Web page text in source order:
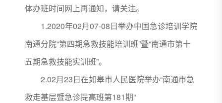
体办班时间网上再通知，请关注。
1.2020年02月07-08日举办中国急诊培训学院
南通分院“第四期急救技能培训班”暨“南通市第十
五期急救技能实训班”。
2.02月23日在如皋市人民医院举办“南通市急
救走基层暨急诊提高班第181期”